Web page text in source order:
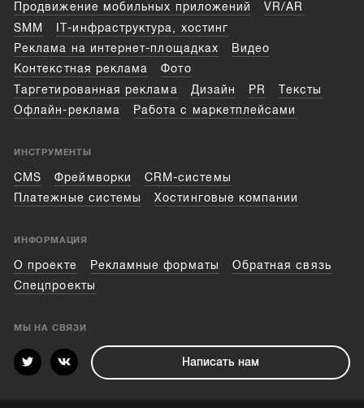
Продвижение мобильных приложений
VR/AR
SMM
IT-инфраструктура, хостинг
Реклама на интернет-площадках
Видео
Контекстная реклама
Фото
Таргетированная реклама
Дизайн PR
Тексты
Офлайн-реклама
Работа с маркетплейсами
ИНСТРУМЕНТЫ
CMS Фреймворки
CRM-системы
Платежные системы
Хостинговые компании
ИНФОРМАЦИЯ
О проекте Рекламные форматы
Обратная связь
Спецпроекты
МЫ НА СВЯЗИ
Написать нам